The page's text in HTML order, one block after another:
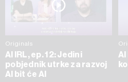
Originals
AI IRL, ep. 12: Jedini
pobjednik utrke za razvoj
AI bit će AI